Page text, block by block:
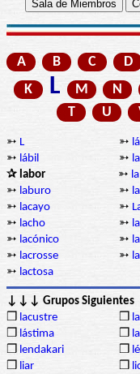
A B C D
K
L M N
T
U
➳ L ➳
➳ lábil ➳
✰ labor
➳
➳ laburo ➳
➳ lacayo ➳
➳ lacho ➳
➳ lacónico ➳
➳ lacrosse ➳
➳ lactosa
↓↓↓ Grupos Siguientes
❒ lacustre ❒
❒ lástima ❒
❒ lendakari ❒
❒ liar ❒